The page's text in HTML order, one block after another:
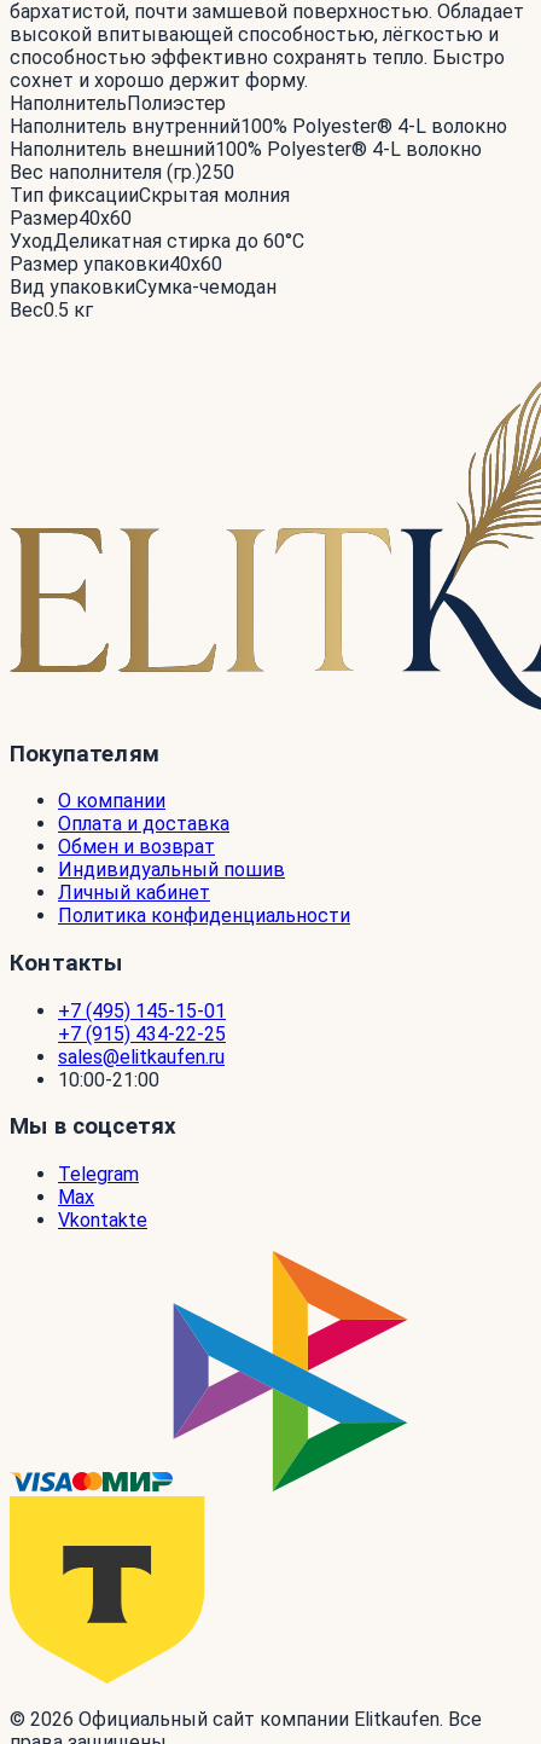
бархатистой, почти замшевой поверхностью. Обладает
высокой впитывающей способностью, лёгкостью и
способностью эффективно сохранять тепло. Быстро
сохнет и хорошо держит форму.
НаполнительПолиэстер
Наполнитель внутренний100% Polyester® 4-L волокно
Наполнитель внешний100% Polyester® 4-L волокно
Вес наполнителя (гр.)250
Тип фиксацииСкрытая молния
Размер40x60
УходДеликатная стирка до 60°С
Размер упаковки40x60
Вид упаковкиСумка-чемодан
Вес0.5 кг
Покупателям
О компании
Оплата и доставка
Обмен и возврат
Индивидуальный пошив
Личный кабинет
Политика конфиденциальности
Контакты
+7 (495) 145-15-01
+7 (915) 434-22-25
sales@elitkaufen.ru
10:00-21:00
Мы в соцсетях
Telegram
Max
Vkontakte
© 2026 Официальный сайт компании Elitkaufen. Все